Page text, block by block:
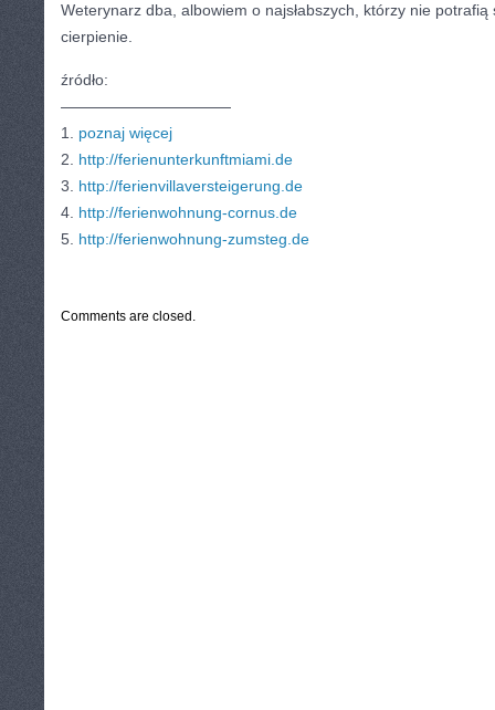
Weterynarz dba, albowiem o najsłabszych, którzy nie potrafią
cierpienie.
źródło:
———————————
1. poznaj więcej
2. http://ferienunterkunftmiami.de
3. http://ferienvillaversteigerung.de
4. http://ferienwohnung-cornus.de
5. http://ferienwohnung-zumsteg.de
Comments are closed.